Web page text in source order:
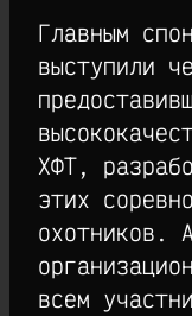
Главным
выступили
ХФТ,
этих
охотников.
всем